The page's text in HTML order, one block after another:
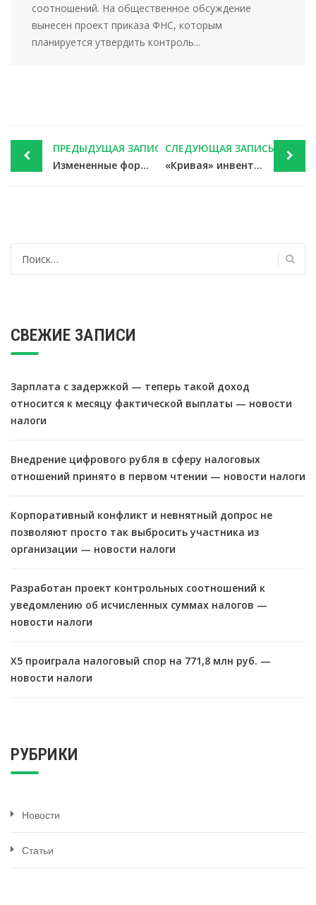
соотношений. На общественное обсуждение
вынесен проект приказа ФНС, которым
планируется утвердить контроль...
Post
navigation
ПРЕДЫДУЩАЯ ЗАПИСЬ
Измененные форматы счетов-фактур и первички совпадают с теми, что на сайте ФНС — новости налоги
СЛЕДУЮЩАЯ ЗАПИСЬ
«Кривая» инвентаризация не позволила взыскать с работника всю похищенную сумму — новости налоги
СВЕЖИЕ ЗАПИСИ
Зарплата с задержкой — теперь такой доход
относится к месяцу фактической выплаты — новости
налоги
Внедрение цифрового рубля в сферу налоговых
отношений принято в первом чтении — новости налоги
Корпоративный конфликт и невнятный допрос не
позволяют просто так выбросить участника из
организации — новости налоги
Разработан проект контрольных соотношений к
уведомлению об исчисленных суммах налогов —
новости налоги
X5 проиграла налоговый спор на 771,8 млн руб. —
новости налоги
РУБРИКИ
Новости
Статьи